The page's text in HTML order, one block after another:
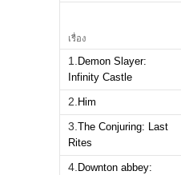
เรื่อง
1. Demon Slayer:
Infinity Castle
2. Him
3. The Conjuring: Last
Rites
4. Downton abbey: